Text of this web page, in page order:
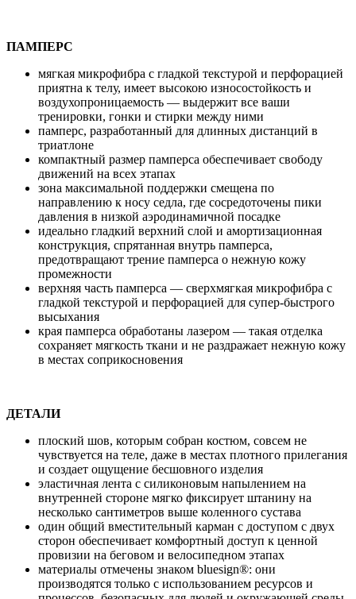
ПАМПЕРС
мягкая микрофибра с гладкой текстурой и перфорацией
приятна к телу, имеет высокою износостойкость и
воздухопроницаемость — выдержит все ваши
тренировки, гонки и стирки между ними
памперс, разработанный для длинных дистанций в
триатлоне
компактный размер памперса обеспечивает свободу
движений на всех этапах
зона максимальной поддержки смещена по
направлению к носу седла, где сосредоточены пики
давления в низкой аэродинамичной посадке
идеально гладкий верхний слой и амортизационная
конструкция, спрятанная внутрь памперса,
предотвращают трение памперса о нежную кожу
промежности
верхняя часть памперса — сверхмягкая микрофибра с
гладкой текстурой и перфорацией для супер-быстрого
высыхания
края памперса обработаны лазером — такая отделка
сохраняет мягкость ткани и не раздражает нежную кожу
в местах соприкосновения
ДЕТАЛИ
плоский шов, которым собран костюм, совсем не
чувствуется на теле, даже в местах плотного прилегания
и создает ощущение бесшовного изделия
эластичная лента с силиконовым напылением на
внутренней стороне мягко фиксирует штанину на
несколько сантиметров выше коленного сустава
один общий вместительный карман с доступом с двух
сторон обеспечивает комфортный доступ к ценной
провизии на беговом и велосипедном этапах
материалы отмечены знаком bluesign®: они
производятся только с использованием ресурсов и